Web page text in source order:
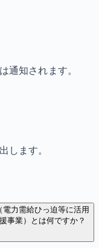
通知されます。
します。
力需給ひっ迫等に活用
事業）とは何ですか？